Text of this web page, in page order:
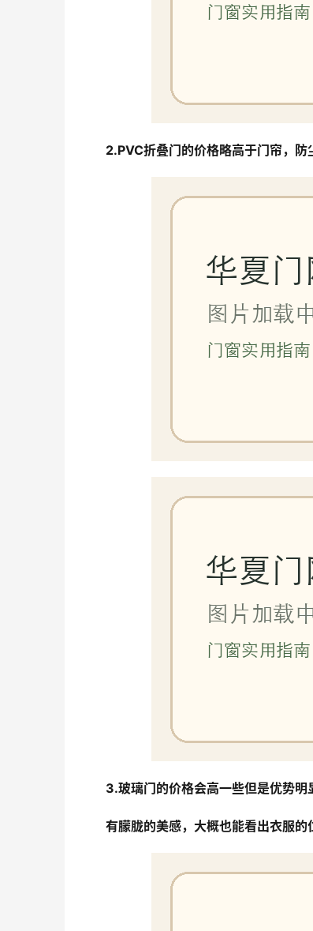
2.PVC折叠门的价格略高于门帘，防
3.玻璃门的价格会高一些但是优势明
有朦胧的美感，大概也能看出衣服的